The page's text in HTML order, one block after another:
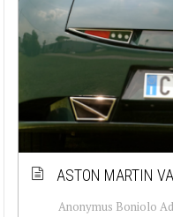
ASTON MARTIN
Anonymus Boniolo